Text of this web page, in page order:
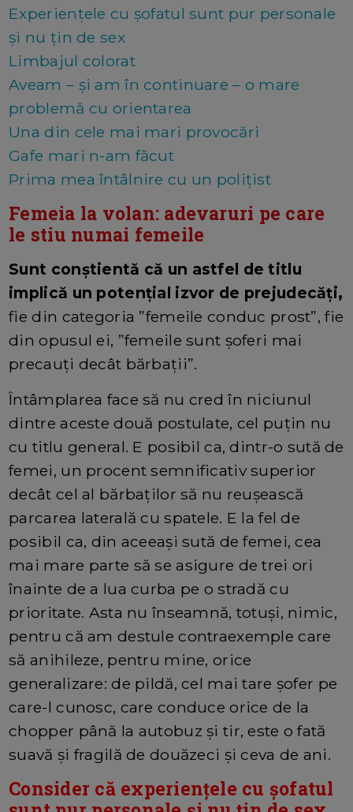
Experiențele cu șofatul sunt pur personale
și nu țin de sex
Limbajul colorat
Aveam – și am în continuare – o mare
problemă cu orientarea
Una din cele mai mari provocări
Gafe mari n-am făcut
Prima mea întâlnire cu un polițist
Femeia la volan: adevaruri pe care
le stiu numai femeile
Sunt conștientă că un astfel de titlu
implică un potențial izvor de prejudecăți,
fie din categoria ”femeile conduc prost”, fie
din opusul ei, ”femeile sunt șoferi mai
precauți decât bărbații”.
Întâmplarea face să nu cred în niciunul
dintre aceste două postulate, cel puțin nu
cu titlu general. E posibil ca, dintr-o sută de
femei, un procent semnificativ superior
decât cel al bărbaților să nu reușească
parcarea laterală cu spatele. E la fel de
posibil ca, din aceeași sută de femei, cea
mai mare parte să se asigure de trei ori
înainte de a lua curba pe o stradă cu
prioritate. Asta nu înseamnă, totuși, nimic,
pentru că am destule contraexemple care
să anihileze, pentru mine, orice
generalizare: de pildă, cel mai tare șofer pe
care-l cunosc, care conduce orice de la
chopper până la autobuz și tir, este o fată
suavă și fragilă de douăzeci și ceva de ani.
Consider că experiențele cu șofatul